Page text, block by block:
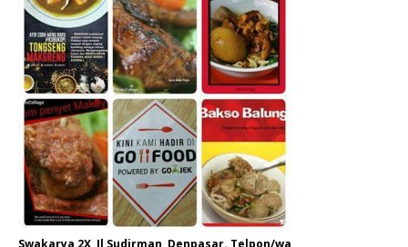
Swakarya 2X, Jl Sudirman, Denpasar. Telpon/wa